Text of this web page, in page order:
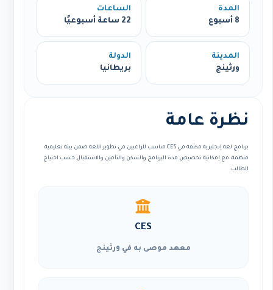
المدة
8 أسبوع
الساعات
22 ساعة أسبوعيًا
المدينة
ورثينج
الدولة
بريطانيا
نظرة عامة
برنامج لغة إنجليزية مكثفة في CES مناسب للراغبين في تطوير اللغة ضمن بيئة تعليمية
منظمة، مع إمكانية تخصيص مدة البرنامج والسكن والتأمين والاستقبال حسب احتياج
الطالب.
CES
معهد موصى به في ورثينج